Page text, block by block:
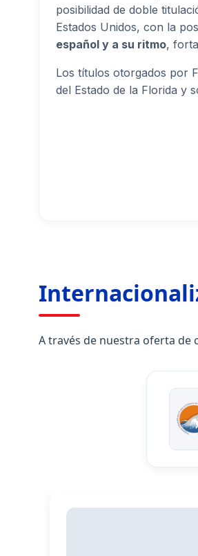
posibilidad de doble
Estados Unidos, con la
español y a su ritmo,
Los títulos otorgados por
del Estado de la Florida y
A través de nuestra oferta de